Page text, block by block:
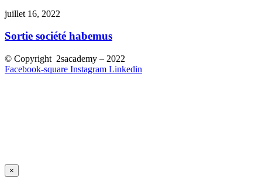
juillet 16, 2022
Sortie société habemus
© Copyright 2sacademy – 2022
Facebook-square Instagram Linkedin
×